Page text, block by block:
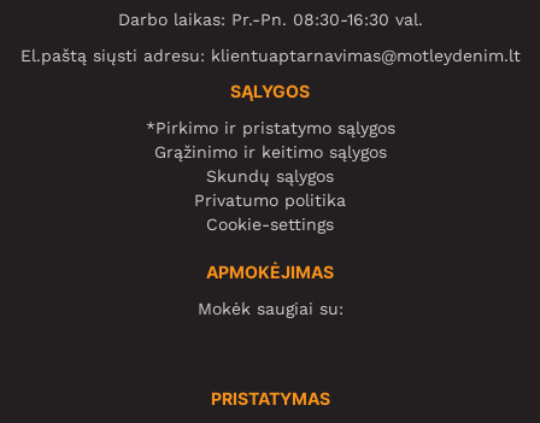
Darbo laikas: Pr.-Pn. 08:30-16:30 val.
El.paštą siųsti adresu: klientuaptarnavimas@motleydenim.lt
SĄLYGOS
*Pirkimo ir pristatymo sąlygos
Grąžinimo ir keitimo sąlygos
Skundų sąlygos
Privatumo politika
Cookie-settings
APMOKĖJIMAS
Mokėk saugiai su:
PRISTATYMAS